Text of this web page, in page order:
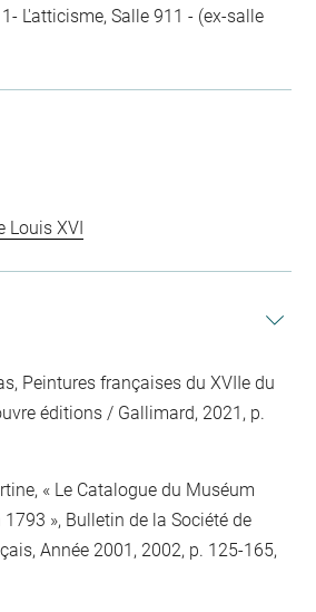
L'atticisme, Salle 911 - (ex-salle
Louis XVI
Peintures françaises du XVIIe du
éditions / Gallimard, 2021, p.
« Le Catalogue du Muséum
», Bulletin de la Société de
Année 2001, 2002, p. 125-165,